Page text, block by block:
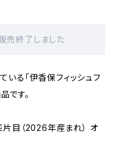
終了しました
いる「伊香保フィッシュフ
です。
目（2026年産まれ） オ